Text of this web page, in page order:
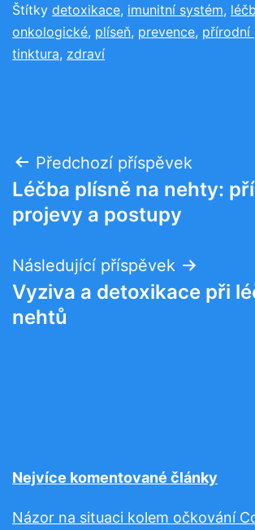
Štítky detoxikace, imunitní systém,
onkologické, plíseň, prevence, přírodní
tinktura, zdraví
Navigace
pro
Předchozí příspěvek
Léčba plísně na nehty:
projevy a postupy
Následující příspěvek
Vyziva a detoxikace při
nehtů
Nejvíce komentované články
Názor na situaci kolem očkování